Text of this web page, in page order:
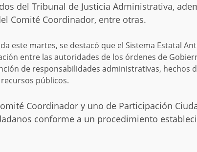
del Tribunal de Justicia Administrativa,
Comité Coordinador, entre otras.
este martes, se destacó que el Sistema Estatal
entre las autoridades de los órdenes de
de responsabilidades administrativas, hechos
públicos.
Coordinador y uno de Participación
conforme a un procedimiento